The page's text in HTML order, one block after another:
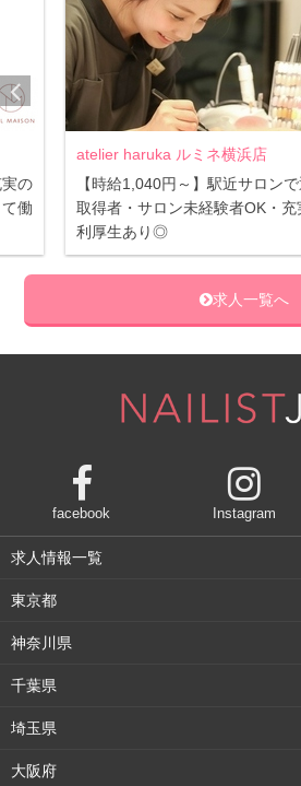
級
:福
I-nails 大宮店
独自のバックアッププログラム
えます！
求人一覧へ
facebook Instagram
求人情報一覧
東京都
神奈川県
千葉県
埼玉県
大阪府